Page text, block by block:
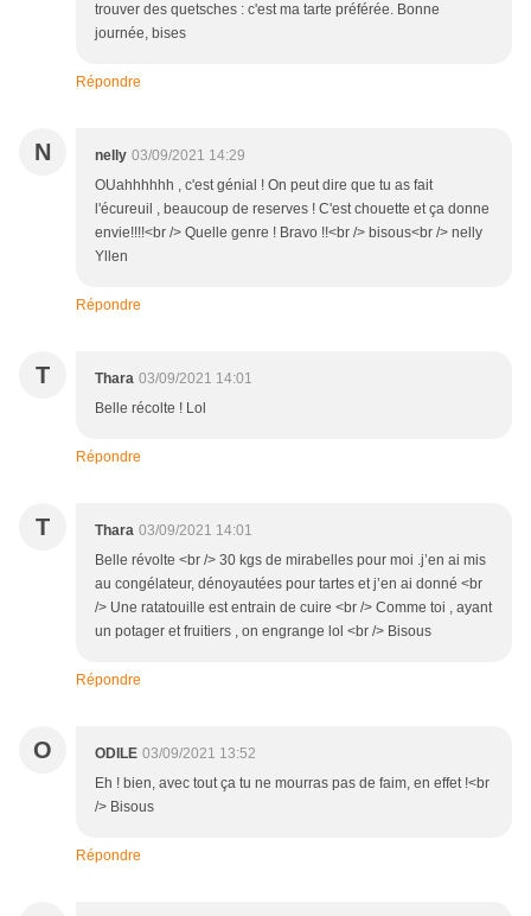
trouver des quetsches : c'est ma tarte préférée. Bonne
journée, bises
Répondre
N nelly 03/09/2021 14:29
OUahhhhhh , c'est génial ! On peut dire que tu as fait
l'écureuil , beaucoup de reserves ! C'est chouette et ça donne
envie!!!!<br /> Quelle genre ! Bravo !!<br /> bisous<br /> nelly
Yllen
Répondre
T Thara 03/09/2021 14:01
Belle récolte ! Lol
Répondre
T Thara 03/09/2021 14:01
Belle révolte <br /> 30 kgs de mirabelles pour moi .j’en ai mis
au congélateur, dénoyautées pour tartes et j’en ai donné <br
/> Une ratatouille est entrain de cuire <br /> Comme toi , ayant
un potager et fruitiers , on engrange lol <br /> Bisous
Répondre
O ODILE 03/09/2021 13:52
Eh ! bien, avec tout ça tu ne mourras pas de faim, en effet !<br
/> Bisous
Répondre